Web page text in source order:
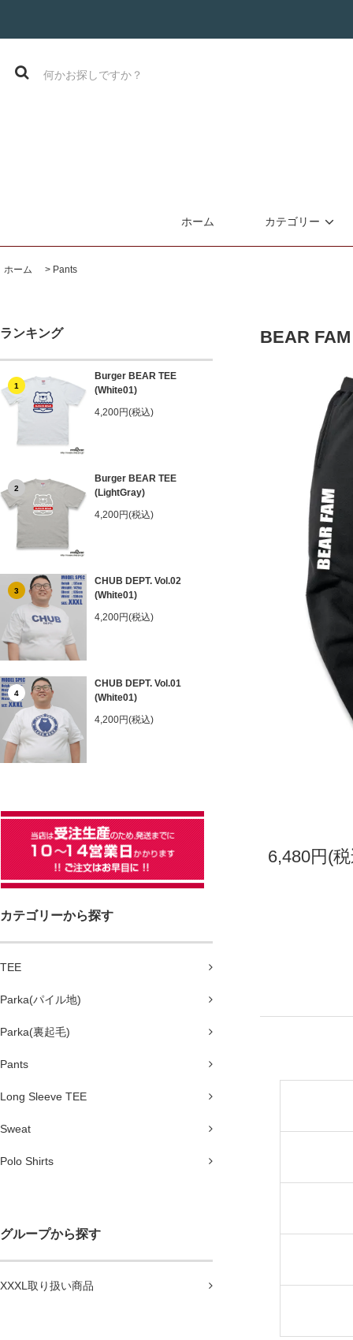
ホーム カテゴリー
ホーム > Pants
ランキング
1
Burger BEAR TEE
(White01)
4,200円(税込)
2
Burger BEAR TEE
(LightGray)
4,200円(税込)
3
CHUB DEPT. Vol.02
(White01)
4,200円(税込)
4
CHUB DEPT. Vol.01
(White01)
4,200円(税込)
カテゴリーから探す
TEE
Parka(パイル地)
Parka(裏起毛)
Pants
Long Sleeve TEE
Sweat
Polo Shirts
グループから探す
XXXL取り扱い商品
BEAR
6,480円(